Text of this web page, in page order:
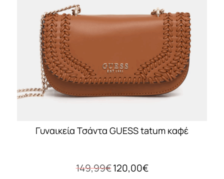
Γυναικεία Τσάντα GUESS tatum καφέ
149,99€ Original
120,00€Η